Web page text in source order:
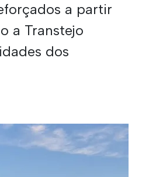
a partir
a Transtejo
dos